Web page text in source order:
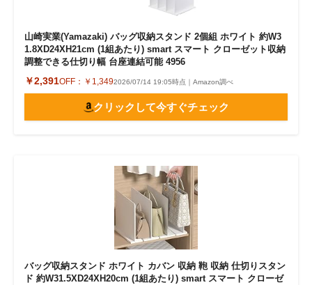
山崎実業(Yamazaki) バッグ収納スタンド 2個組 ホワイト 約W3
1.8XD24XH21cm (1組あたり) smart スマート クローゼット収納
調整できる仕切り幅 台座連結可能 4956
￥2,391OFF： ￥1,3492026/07/14 19:05時点｜Amazon調べ
クリックして今すぐチェック
バッグ収納スタンド ホワイト カバン 収納 鞄 収納 仕切りスタン
ド 約W31.5XD24XH20cm (1組あたり) smart スマート クローゼ